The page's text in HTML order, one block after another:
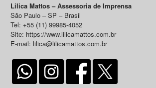
Lilica Mattos – Assessoria de Imprensa
São Paulo – SP – Brasil
Tel: +55 (11) 99985-4052
Site: https://www.lilicamattos.com.br
E-mail: lilica@lilicamattos.com.br